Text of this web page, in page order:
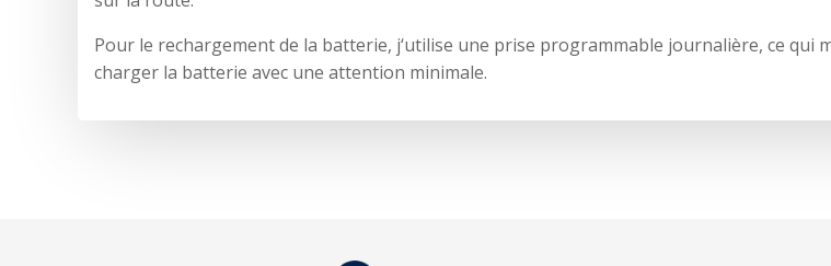
Pour le rechargement de la batterie, j‘utilise une prise programmable journalière, ce qui
charger la batterie avec une attention minimale.